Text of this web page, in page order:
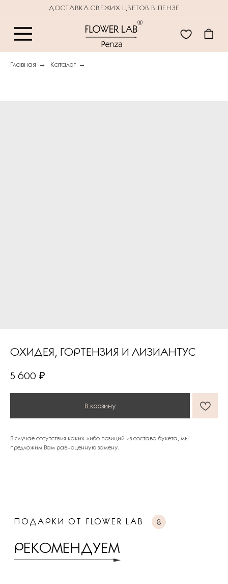
ДОСТАВКА СВЕЖИХ ЦВЕТОВ В ПЕНЗЕ
Главная → Каталог →
ОХИДЕЯ, ГОРТЕНЗИЯ И ЛИЗИАНТУС
5 600 ₽
В корзину
В случае отсутствия каких-либо позиций из состава букета, мы
предложим Вам равноценную замену.
РЕКОМЕНДУЕМ
ПОДАРКИ ОТ FLOWER LAB